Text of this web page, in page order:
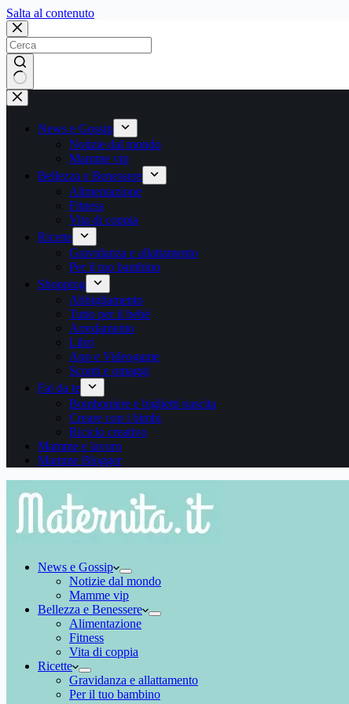
Salta al contenutoSalta
contenuto
Nessun
risultato
News e Gossip
Notizie dal mondo
Mamme vip
Bellezza e Benessere
Alimentazione
Fitness
Vita di coppia
Ricette
Gravidanza e allattamento
Per il tuo bambino
Shopping
Abbigliamento
Tutto per il bebè
Arredamento
Libri
App e Videogame
Sconti e omaggi
Fai da te
Bomboniere e biglietti nascita
Creare con i bimbi
Riciclo creativo
Mamme e lavoro
Mamme Blogger
News e Gossip
Notizie dal mondo
Mamme vip
Bellezza e Benessere
Alimentazione
Fitness
Vita di coppia
Ricette
Gravidanza e allattamento
Per il tuo bambino